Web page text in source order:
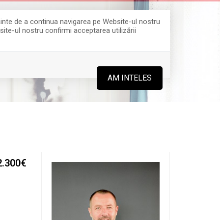
de a continua navigarea pe Website-ul nostru
ul nostru confirmi acceptarea utilizării
AM INTELES
0364 808 888